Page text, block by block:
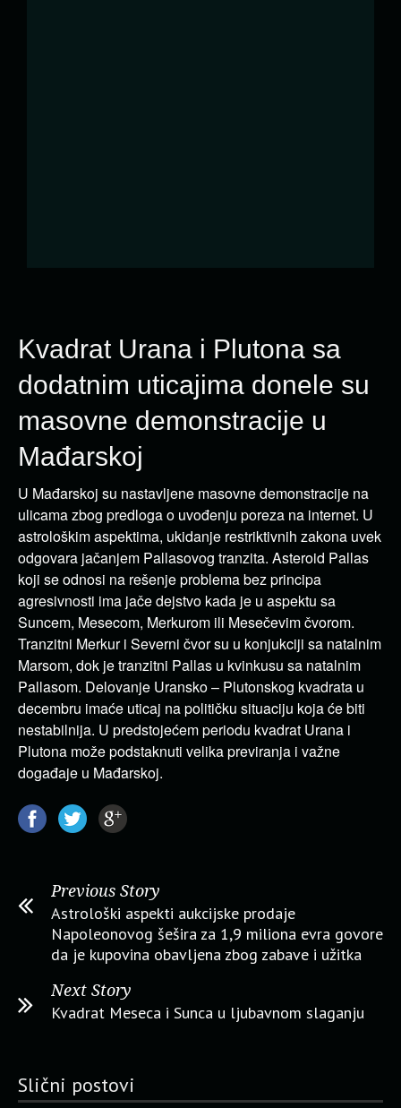
Kvadrat Urana i Plutona sa
dodatnim uticajima donele su
masovne demonstracije u
Mađarskoj
U Mađarskoj su nastavljene masovne demonstracije na
ulicama zbog predloga o uvođenju poreza na internet. U
astrološkim aspektima, ukidanje restriktivnih zakona uvek
odgovara jačanjem Pallasovog tranzita. Asteroid Pallas
koji se odnosi na rešenje problema bez principa
agresivnosti ima jače dejstvo kada je u aspektu sa
Suncem, Mesecom, Merkurom ili Mesečevim čvorom.
Tranzitni Merkur i Severni čvor su u konjukciji sa natalnim
Marsom, dok je tranzitni Pallas u kvinkusu sa natalnim
Pallasom. Delovanje Uransko – Plutonskog kvadrata u
decembru imaće uticaj na političku situaciju koja će biti
nestabilnija. U predstojećem periodu kvadrat Urana i
Plutona može podstaknuti velika previranja i važne
događaje u Mađarskoj.
Previous Story
Astrološki aspekti aukcijske prodaje
Napoleonovog šešira za 1,9 miliona evra govore
da je kupovina obavljena zbog zabave i užitka
Next Story
Kvadrat Meseca i Sunca u ljubavnom slaganju
Slični postovi